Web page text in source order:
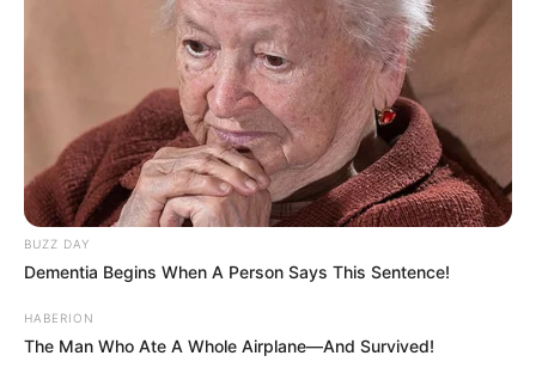
BUZZ DAY
Dementia Begins When A Person Says This Sentence!
HABERION
The Man Who Ate A Whole Airplane—And Survived!